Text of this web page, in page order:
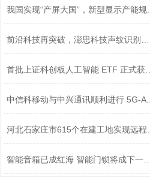
我国实现“产屏大国”，新型显示产能规...
中信科移动与中兴通讯顺利进行 5G-A 技...